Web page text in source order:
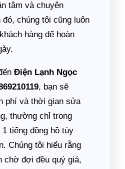
tâm và chuyên
đó, chúng tôi cũng luôn
hàng để hoàn
Điện Lạnh Ngọc
, bạn sẽ
phí và thời gian sửa
thường chỉ trong
tiếng đồng hồ tùy
Chúng tôi hiểu rằng
chờ đợi đều quý giá,